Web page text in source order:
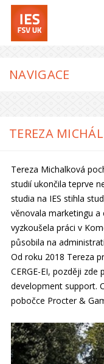
NAVIGACE
TEREZA
Tereza Michalková
studií ukončila teprve
studia na IES stihla
věnovala marketingu a
vyzkoušela práci v
působila na
Od roku 2018 Tereza
CERGE-EI, později
development support.
pobočce Procter &